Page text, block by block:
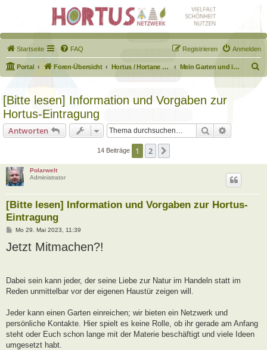
Startseite FAQ Anmelden
Registrieren
Portal Foren-Übersicht Hortus / Hortane Habitate / Garten auf dem Weg Mein Garten und ich!
u
[Bitte lesen] Information und Vorgaben zur
Hortus-Eintragung
Antworten Suche
14 Beiträge 1 2
Polarwelt
Administrator
[Bitte lesen] Information und Vorgaben zur Hortus-
Eintragung
B
i
t
Mo 29. Mai 2023, 11:39
Jetzt Mitmachen?!
Dabei sein kann jeder, der seine Liebe zur Natur im Handeln statt im
Reden unmittelbar vor der eigenen Haustür zeigen will.
Jeder kann einen Garten einreichen; wir bieten ein Netzwerk und
persönliche Kontakte. Hier spielt es keine Rolle, ob ihr gerade am Anfang
steht oder Euch schon lange mit der Materie beschäftigt und viele Ideen
umgesetzt habt.